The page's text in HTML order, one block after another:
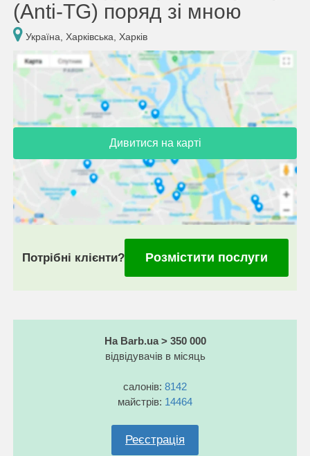
(Anti-TG) поряд зі мною
Україна, Харківська, Харків
Дивитися на карті
Потрібні клієнти? Розмістити послуги
На Barb.ua > 350 000
відвідувачів в місяць
салонів: 8142
майстрів: 14464
Реєстрація